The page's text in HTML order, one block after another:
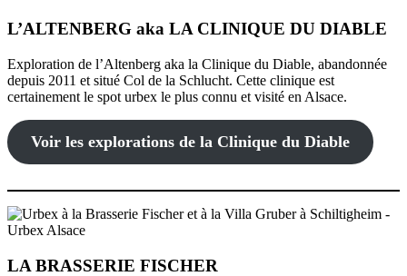
L’ALTENBERG aka LA CLINIQUE DU DIABLE
Exploration de l’Altenberg aka la Clinique du Diable, abandonnée
depuis 2011 et situé Col de la Schlucht. Cette clinique est
certainement le spot urbex le plus connu et visité en Alsace.
Voir les explorations de la Clinique du Diable
LA BRASSERIE FISCHER